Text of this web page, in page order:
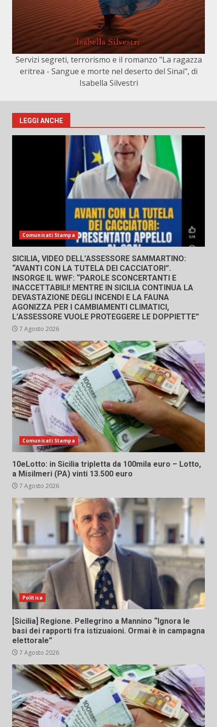
Servizi segreti, terrorismo e il romanzo "La ragazza
eritrea - Sangue e morte nel deserto del Sinai", di
Isabella Silvestri
LEGGI ANCHE
Comunicati Stampa
SICILIA, VIDEO DELL’ASSESSORE SAMMARTINO:
“AVANTI CON LA TUTELA DEI CACCIATORI”.
INSORGE IL WWF: “PAROLE SCONCERTANTI E
INACCETTABILI! MENTRE IN SICILIA CONTINUA LA
DEVASTAZIONE DEGLI INCENDI E LA FAUNA
AGONIZZA PER I CAMBIAMENTI CLIMATICI,
L’ASSESSORE VUOLE PROTEGGERE LE DOPPIETTE”
7 Agosto 2026
Comunicati Stampa
10eLotto: in Sicilia tripletta da 100mila euro – Lotto,
a Misilmeri (PA) vinti 13.500 euro
7 Agosto 2026
Politica
[Sicilia] Regione. Pellegrino a Mannino “Ignora le
basi dei rapporti fra istizuaioni. Ormai è in campagna
elettorale”
7 Agosto 2026